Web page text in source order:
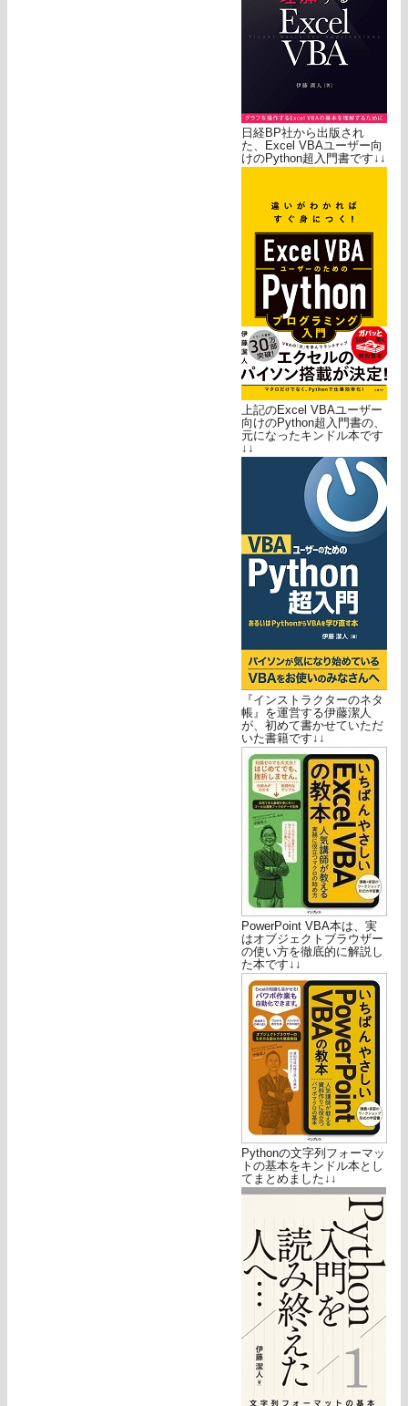
日経BP社から出版され
た、Excel VBAユーザー向
けのPython超入門書です↓↓
上記のExcel VBAユーザー
向けのPython超入門書の、
元になったキンドル本です
↓↓
『インストラクターのネタ
帳』を運営する伊藤潔人
が、初めて書かせていただ
いた書籍です↓↓
PowerPoint VBA本は、実
はオブジェクトブラウザー
の使い方を徹底的に解説し
た本です↓↓
Pythonの文字列フォーマッ
トの基本をキンドル本とし
てまとめました↓↓